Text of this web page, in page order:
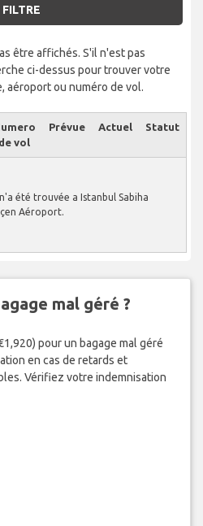
FILTRE
être affichés. S'il n'est pas
ci-dessus pour trouver votre
aéroport ou numéro de vol.
de vol
Prévue Actuel Statut
été trouvée a Istanbul Sabiha
Aéroport.
mal géré ?
pour un bagage mal géré
en cas de retards et
Vérifiez votre indemnisation